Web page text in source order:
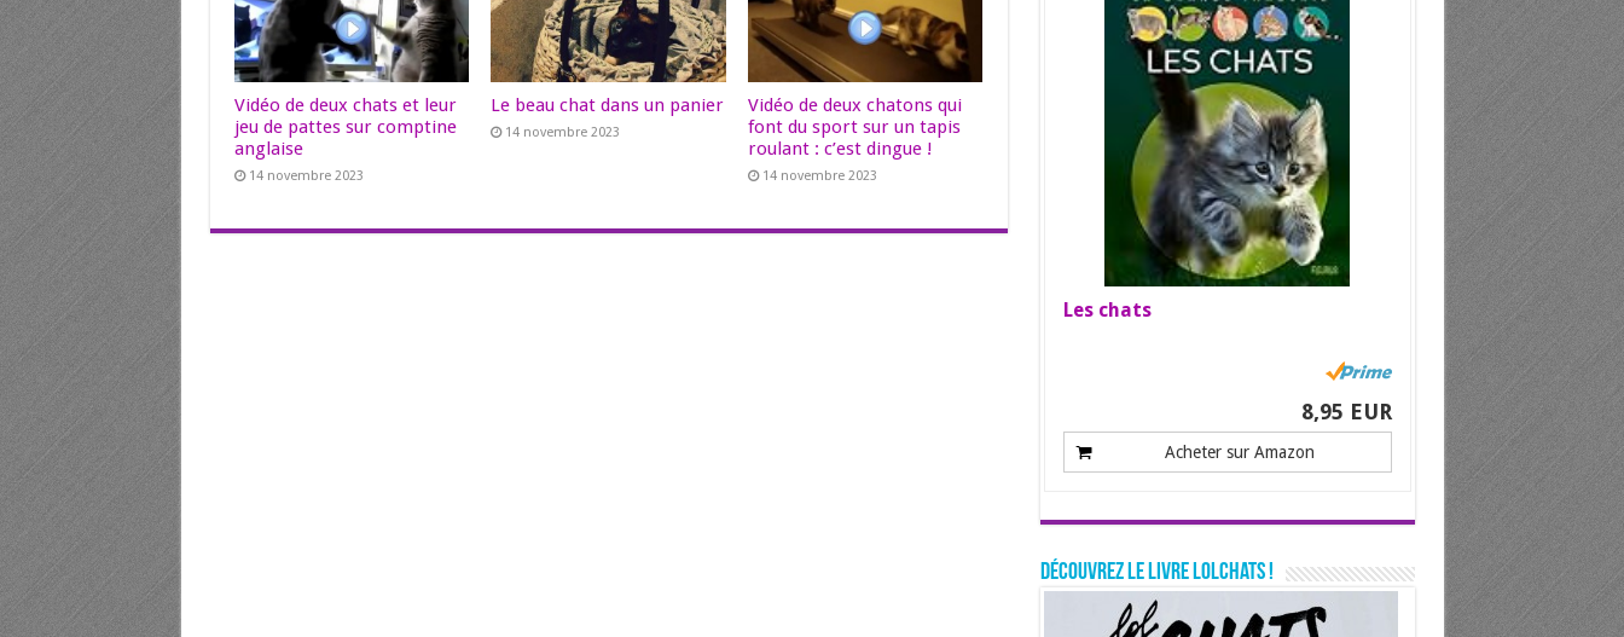
Vidéo de deux chats et leur
jeu de pattes sur comptine
anglaise
14 novembre 2023
Le beau chat dans un panier
14 novembre 2023
Vidéo de deux chatons qui
font du sport sur un tapis
roulant : c’est dingue !
14 novembre 2023
Les chats
8,95 EUR
Acheter sur Amazon
Découvrez le livre LolChats !